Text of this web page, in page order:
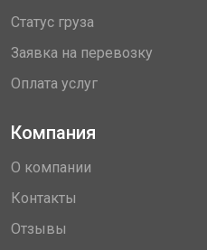
Статус груза
Заявка на перевозку
Оплата услуг
Компания
О компании
Контакты
Отзывы